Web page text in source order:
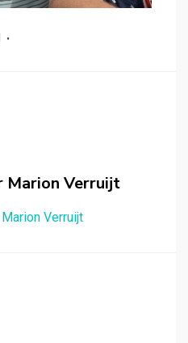
Marion Verruijt
Verruijt